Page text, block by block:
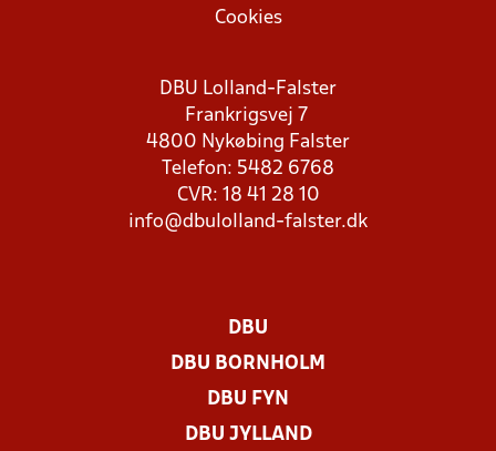
Cookies
DBU Lolland-Falster
Frankrigsvej 7
4800 Nykøbing Falster
Telefon: 5482 6768
CVR: 18 41 28 10
info@dbulolland-falster.dk
DBU
DBU BORNHOLM
DBU FYN
DBU JYLLAND